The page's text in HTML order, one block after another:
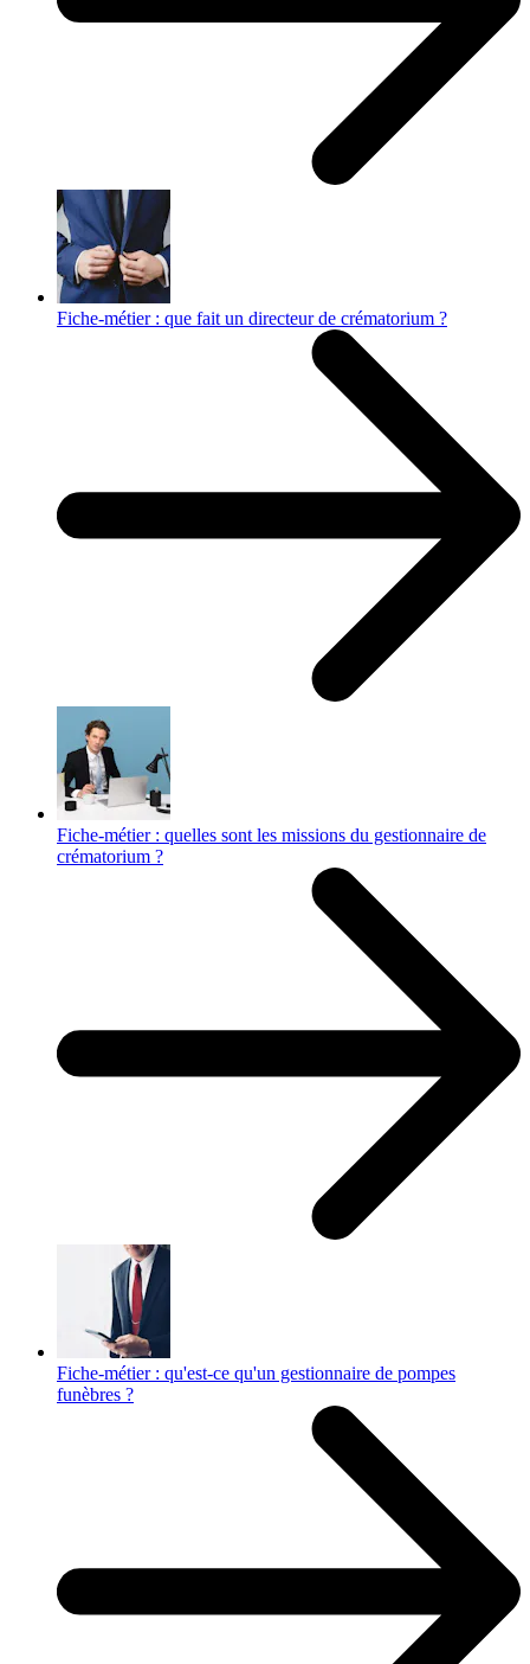
Fiche-métier : que fait un directeur de crématorium ?
Fiche-métier : quelles sont les missions du gestionnaire de
crématorium ?
Fiche-métier : qu'est-ce qu'un gestionnaire de pompes
funèbres ?